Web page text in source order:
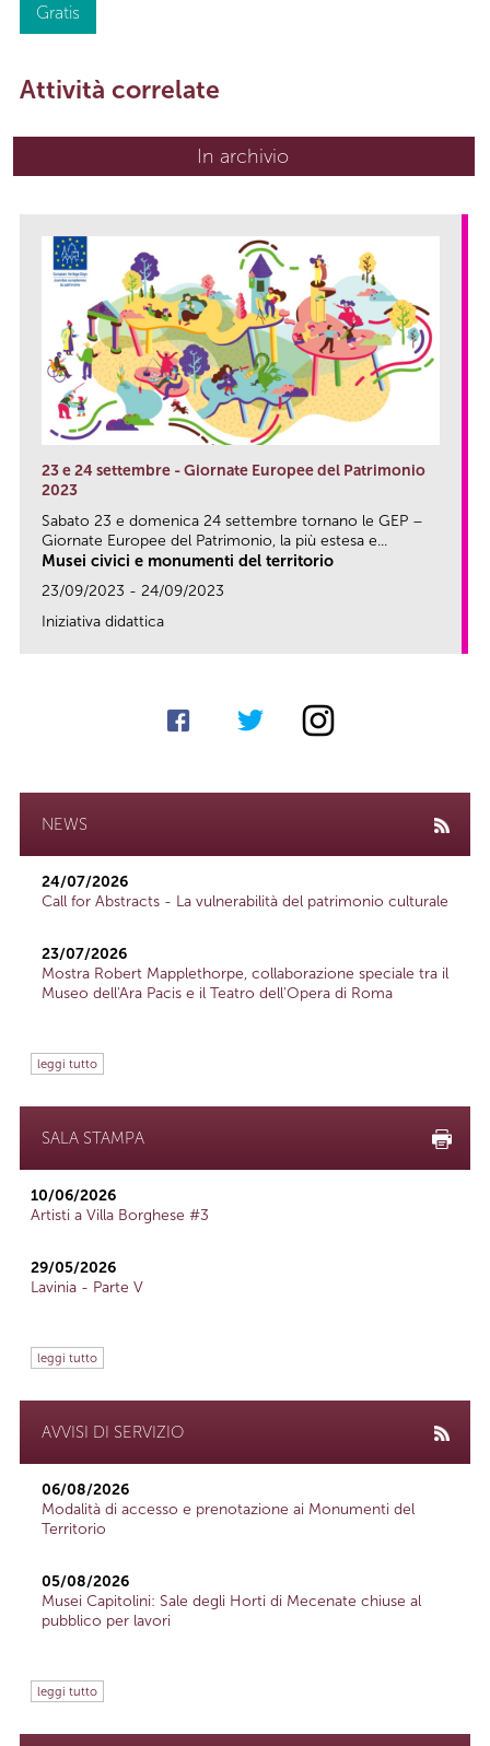
Gratis
Attività correlate
In archivio
23 e 24 settembre - Giornate Europee del Patrimonio
2023
Sabato 23 e domenica 24 settembre tornano le GEP –
Giornate Europee del Patrimonio, la più estesa e...
Musei civici e monumenti del territorio
23/09/2023 - 24/09/2023
Iniziativa didattica
NEWS
24/07/2026
Call for Abstracts - La vulnerabilità del patrimonio culturale
23/07/2026
Mostra Robert Mapplethorpe, collaborazione speciale tra il
Museo dell'Ara Pacis e il Teatro dell'Opera di Roma
leggi tutto
SALA STAMPA
10/06/2026
Artisti a Villa Borghese #3
29/05/2026
Lavinia - Parte V
leggi tutto
AVVISI DI SERVIZIO
06/08/2026
Modalità di accesso e prenotazione ai Monumenti del
Territorio
05/08/2026
Musei Capitolini: Sale degli Horti di Mecenate chiuse al
pubblico per lavori
leggi tutto